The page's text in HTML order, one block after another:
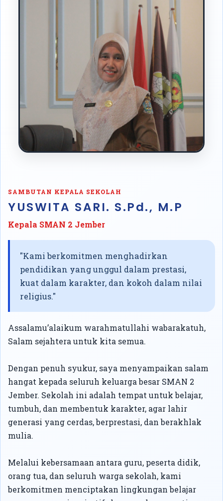
SAMBUTAN KEPALA SEKOLAH
YUSWITA SARI. S.Pd., M.P
Kepala SMAN 2 Jember
"Kami berkomitmen menghadirkan
pendidikan yang unggul dalam prestasi,
kuat dalam karakter, dan kokoh dalam nilai
religius."
Assalamu’alaikum warahmatullahi wabarakatuh,
Salam sejahtera untuk kita semua.
Dengan penuh syukur, saya menyampaikan salam
hangat kepada seluruh keluarga besar SMAN 2
Jember. Sekolah ini adalah tempat untuk belajar,
tumbuh, dan membentuk karakter, agar lahir
generasi yang cerdas, berprestasi, dan berakhlak
mulia.
Melalui kebersamaan antara guru, peserta didik,
orang tua, dan seluruh warga sekolah, kami
berkomitmen menciptakan lingkungan belajar